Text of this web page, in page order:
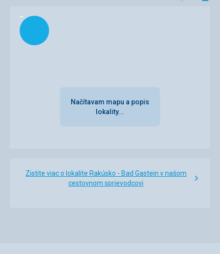
Načítam
Načítavam mapu a popis
lokality...
Zistite viac o lokalite Rakúsko - Bad Gastein v našom
cestovnom sprievodcovi